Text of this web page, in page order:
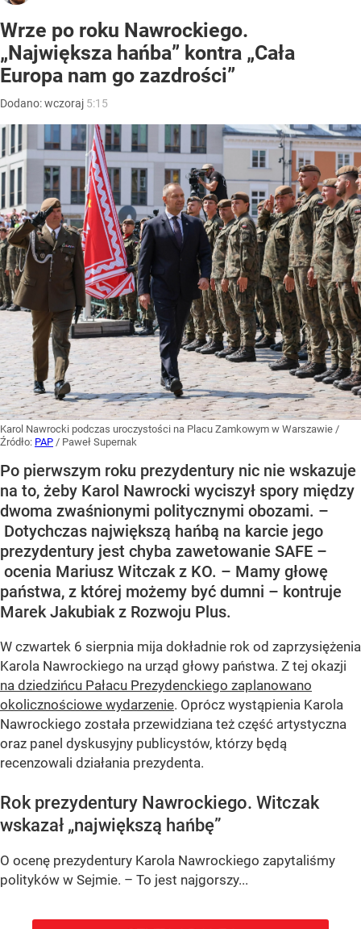
Wrze po roku Nawrockiego.
„Największa hańba” kontra „Cała
Europa nam go zazdrości”
Dodano:wczoraj 5:15
Karol Nawrocki podczas uroczystości na Placu Zamkowym w Warszawie /
Źródło: PAP / Paweł Supernak
Po pierwszym roku prezydentury nic nie wskazuje
na to, żeby Karol Nawrocki wyciszył spory między
dwoma zwaśnionymi politycznymi obozami. –
Dotychczas największą hańbą na karcie jego
prezydentury jest chyba zawetowanie SAFE –
ocenia Mariusz Witczak z KO. – Mamy głowę
państwa, z której możemy być dumni – kontruje
Marek Jakubiak z Rozwoju Plus.
W czwartek 6 sierpnia mija dokładnie rok od zaprzysiężenia
Karola Nawrockiego na urząd głowy państwa. Z tej okazji
na dziedzińcu Pałacu Prezydenckiego zaplanowano
okolicznościowe wydarzenie. Oprócz wystąpienia Karola
Nawrockiego została przewidziana też część artystyczna
oraz panel dyskusyjny publicystów, którzy będą
recenzowali działania prezydenta.
Rok prezydentury Nawrockiego. Witczak
wskazał „największą hańbę”
O ocenę prezydentury Karola Nawrockiego zapytaliśmy
polityków w Sejmie. – To jest najgorszy...